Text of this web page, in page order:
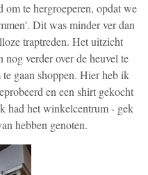
te hergroeperen, opdat we
Dit was minder ver dan
traptreden. Het uitzicht
verder over de heuvel te
gaan shoppen. Hier heb ik
en een shirt gekocht
had het winkelcentrum - gek
hebben genoten.